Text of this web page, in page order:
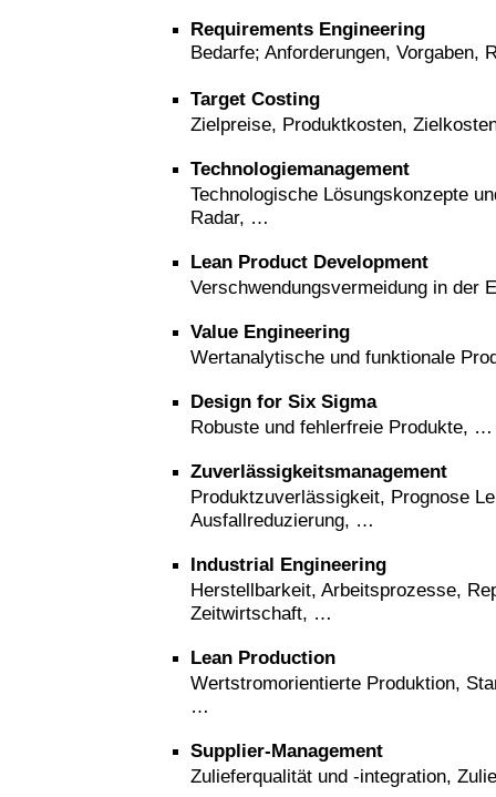
Requirements Engineering
Bedarfe; Anforderungen, Vorgaben,
Target Costing
Zielpreise, Produktkosten,
Technologiemanagement
Technologische Lösungskonzepte
Radar, …
Lean Product Development
Verschwendungsvermeidung in der
Value Engineering
Wertanalytische und funktionale
Design for Six Sigma
Robuste und fehlerfreie Produkte, …
Zuverlässigkeitsmanagement
Produktzuverlässigkeit, Prognose
Ausfallreduzierung, …
Industrial Engineering
Herstellbarkeit, Arbeitsprozesse,
Zeitwirtschaft, …
Lean Production
Wertstromorientierte Produktion,
Supplier-Management
Zulieferqualität und -integration,